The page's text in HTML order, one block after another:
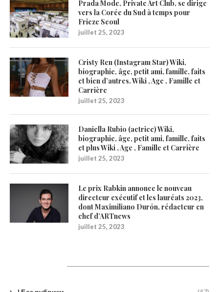
Prada Mode, Private Art Club, se dirige
vers la Corée du Sud à temps pour
Frieze Seoul
juillet 25, 2023
Cristy Ren (Instagram Star) Wiki,
biographie, âge, petit ami, famille, faits
et bien d’autres. Wiki , Age , Famille et
Carrière
juillet 25, 2023
Daniella Rubio (actrice) Wiki,
biographie, âge, petit ami, famille, faits
et plus Wiki , Age , Famille et Carrière
juillet 25, 2023
Le prix Rabkin annonce le nouveau
directeur exécutif et les lauréats 2023,
dont Maximiliano Durón, rédacteur en
chef d’ARTnews
juillet 25, 2023